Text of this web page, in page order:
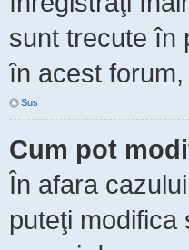
sunt trecute în
în acest
Sus
Cum pot
În afara
puteţi modifica